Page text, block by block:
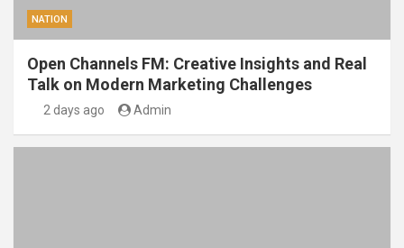
NATION
Open Channels FM: Creative Insights and Real
Talk on Modern Marketing Challenges
2 days ago Admin